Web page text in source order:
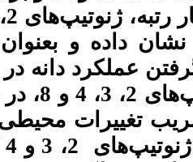
غیر پارامتری رتبه و انحراف معیار رتبه، ژنوتیپ‌های 2، 3، 4، 8 و14
ژنوتیپ‌های
کنار پایداری
2، 3، 4 و 8، در روش رتبه و
ژنوتیپ‌های
2، 3 و 4 انتخاب شدند. بنابراین ژنوتیپ‌های 2، 3 و 4 که براساس